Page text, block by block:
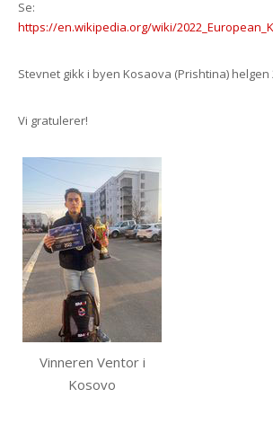
Se:
https://en.wikipedia.org/wiki/
Stevnet gikk i byen Kosaova (Prishtina) helgen
Vi gratulerer!
Vinneren Ventor i
Kosovo